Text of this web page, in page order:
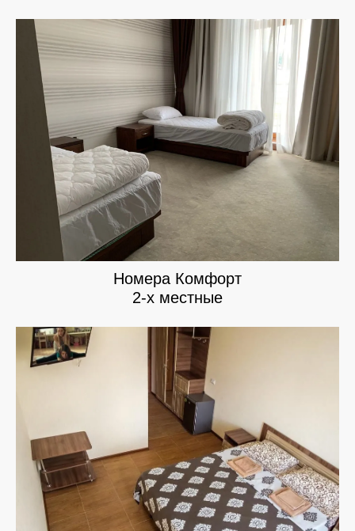
Номера Комфорт
2-х местные